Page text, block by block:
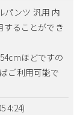
パンツ 汎用 内
することができ
ほどですの
ご利用可能で
4:24)